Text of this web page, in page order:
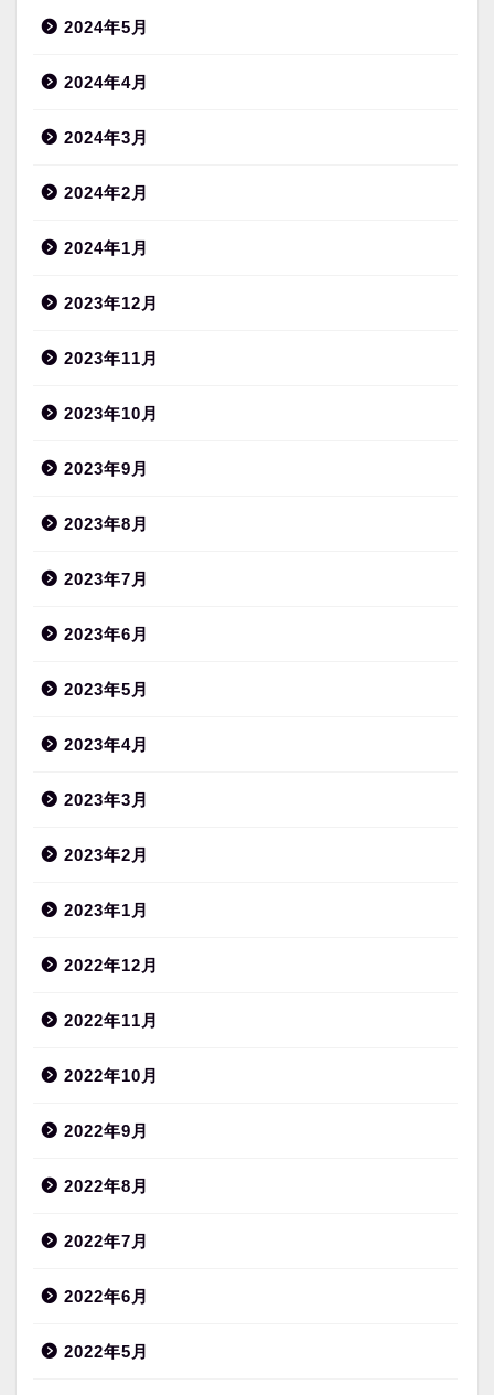
2024年5月
2024年4月
2024年3月
2024年2月
2024年1月
2023年12月
2023年11月
2023年10月
2023年9月
2023年8月
2023年7月
2023年6月
2023年5月
2023年4月
2023年3月
2023年2月
2023年1月
2022年12月
2022年11月
2022年10月
2022年9月
2022年8月
2022年7月
2022年6月
2022年5月